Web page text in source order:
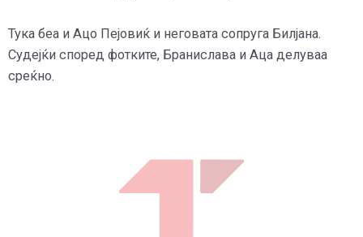
Тука беа и Ацо Пејовиќ и неговата сопруга Билјана.
Судејќи според фотките, Бранислава и Аца делуваа
среќно.